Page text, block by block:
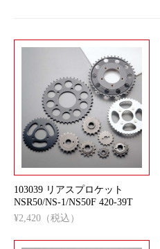
103039 リアスプロケット
NSR50/NS-1/NS50F 420-39T
¥2,420（税込）